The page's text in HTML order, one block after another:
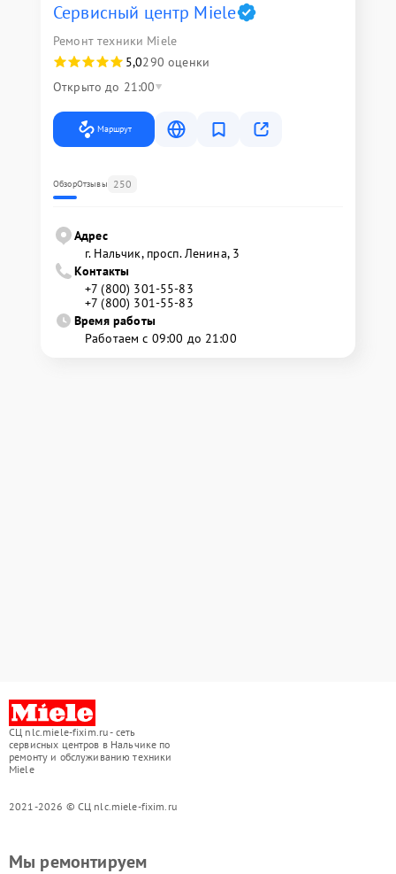
Сервисный центр Miele
Ремонт техники Miele
5,0290 оценки
Открыто до 21:00
Маршрут
ОбзорОтзывы 250
Адрес
г. Нальчик, просп. Ленина, 3
Контакты
+7 (800) 301-55-83
+7 (800) 301-55-83
Время работы
Работаем с 09:00 до 21:00
СЦ nlc.miele-fixim.ru - сеть
сервисных центров в Нальчике по
ремонту и обслуживанию техники
Miele
2021-2026 © СЦ nlc.miele-fixim.ru
Мы ремонтируем